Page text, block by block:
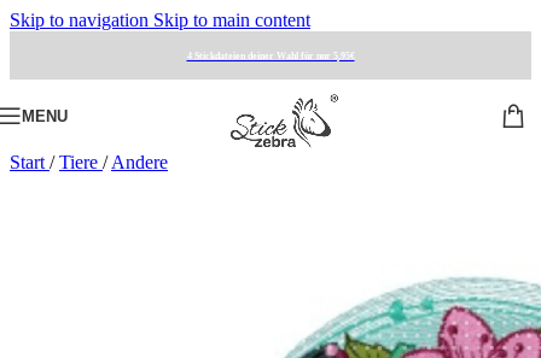
Skip to navigation Skip to main content
4 Stickdateien deiner Wahl für nur 5,95€
MENU
Start / Tiere / Andere